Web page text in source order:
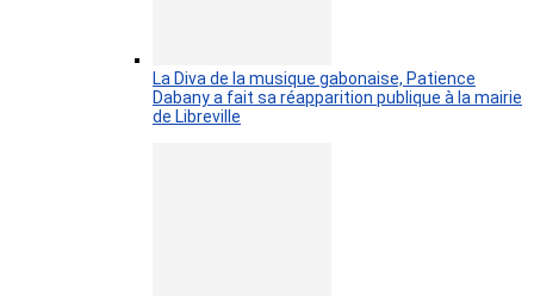
La Diva de la musique gabonaise, Patience
Dabany a fait sa réapparition publique à la mairie
de Libreville